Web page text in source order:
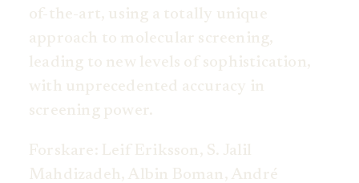
of-the-art, using a totally unique
approach to molecular screening,
leading to new levels of sophistication,
with unprecedented accuracy in
screening power.
Forskare: Leif Eriksson, S. Jalil
Mahdizadeh, Albin Boman, André